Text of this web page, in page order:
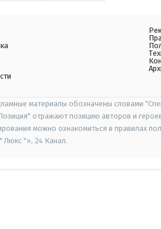
материалы обозначены словами
отражают позицию авторов и
можно ознакомиться в правилах
Люкс "», 24 Канал.